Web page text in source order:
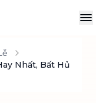
Nhất, Bất Hủ